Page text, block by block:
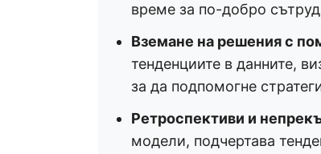
време за по-добро
Вземане на решения с
тенденциите в данните,
за да подпомогне
Ретроспективи и
модели, подчертава